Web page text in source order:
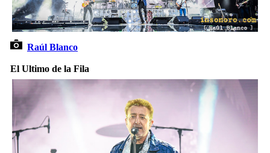
Raúl Blanco
El Ultimo de la Fila